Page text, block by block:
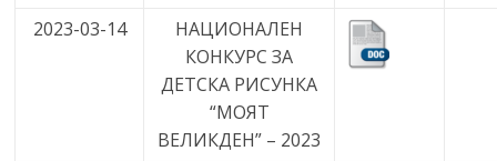
2023-03-14
НАЦИОНАЛЕН
КОНКУРС ЗА
ДЕТСКА РИСУНКА
“МОЯТ
ВЕЛИКДЕН” – 2023